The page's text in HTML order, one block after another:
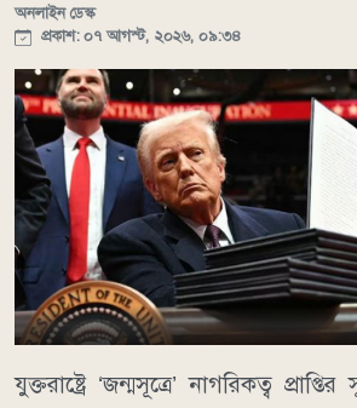
অনলাইন ডেস্ক
প্রকাশ: ০৭ আগস্ট, ২০২৬, ০৯:৩৪
যুক্তরাষ্ট্রে ‘জন্মসূত্রে’ নাগরিকত্ব